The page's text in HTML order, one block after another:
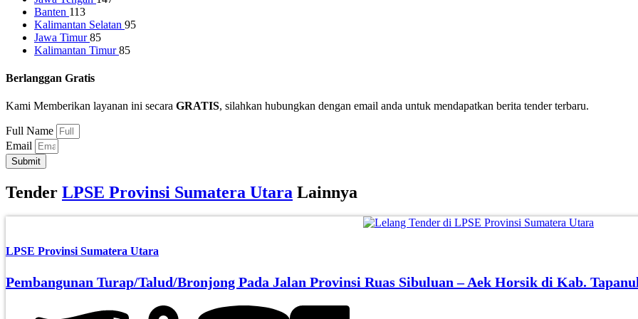
Banten 113
Kalimantan Selatan 95
Jawa Timur85
Kalimantan Timur85
Berlanggan Gratis
Kami Memberikan layanan ini secara GRATIS, silahkan hubungkan dengan email anda untuk mendapatkan berita tender terbaru.
Full Name
Email
Submit
Tender LPSE Provinsi Sumatera Utara Lainnya
LPSE Provinsi Sumatera Utara
Pembangunan Turap/Talud/Bronjong Pada Jalan Provinsi Ruas Sibuluan – Aek Horsik di Kab.